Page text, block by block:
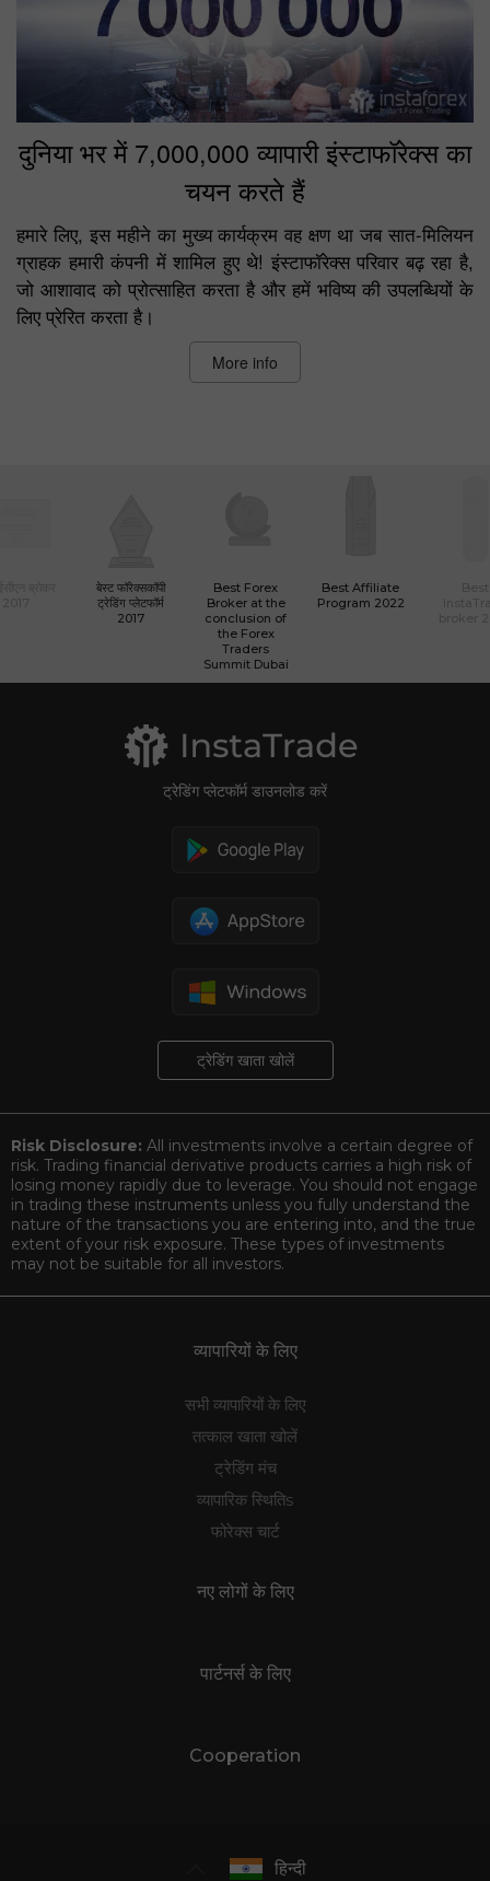
दुनिया भर में 7,000,000 व्यापारी इंस्टाफॉरेक्स का
चयन करते हैं
हमारे लिए, इस महीने का मुख्य कार्यक्रम वह क्षण था जब सात-मिलियन
ग्राहक हमारी कंपनी में शामिल हुए थे! इंस्टाफॉरेक्स परिवार बढ़ रहा है,
जो आशावाद को प्रोत्साहित करता है और हमें भविष्य की उपलब्धियों के
लिए प्रेरित करता है।
More info
बेस्ट फॉरेक्सकॉपी
ट्रेडिंग प्लेटफॉर्म
2017
Best Forex
Broker at the
conclusion of
the Forex
Traders
Summit Dubai
Best Affiliate
Program 2022
ट्रेडिंग प्लेटफॉर्म डाउनलोड करें
ट्रेडिंग खाता खोलें
Risk Disclosure: All investments involve a certain degree of
risk. Trading financial derivative products carries a high risk of
losing money rapidly due to leverage. You should not engage
in trading these instruments unless you fully understand the
nature of the transactions you are entering into, and the true
extent of your risk exposure. These types of investments
may not be suitable for all investors.
व्यापारियों के लिए
सभी व्यापारियों के लिए
तत्काल खाता खोलें
ट्रेडिंग मंच
व्यापारिक स्थितिs
फोरेक्स चार्ट
नए लोगों के लिए
पार्टनर्स के लिए
Cooperation
हिन्दी